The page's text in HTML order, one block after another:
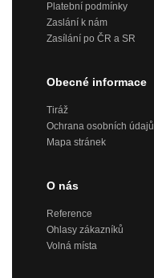
Platební podmínky
Zaslání k nám
Zasílání po ČR a SR
Obecné informace
Tiráž
Ochrana osobních údajů
Mapa stránek
O nás
Reference
Ohlasy zákazníků
Volná místa